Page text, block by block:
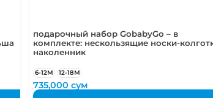
подарочный набор GobabyGo – в
комплекте: нескользящие носки-
наколенник
6-12М 12-18М
735,000 сум